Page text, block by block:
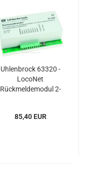
Uhlenbrock 63320 -
LocoNet
Rückmeldemodul 2-
85,40 EUR